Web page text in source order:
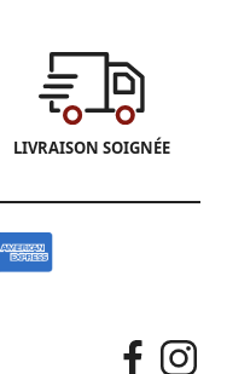
LIVRAISON SOIGNÉE